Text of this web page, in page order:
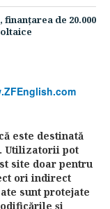
de 20.000
este destinată
Utilizatorii pot
site doar pentru
ori indirect
sunt protejate
şi